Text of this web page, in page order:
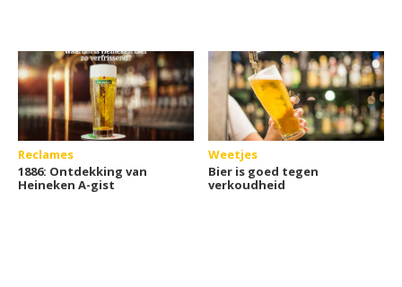
Reclames
1886: Ontdekking van
Heineken A-gist
Weetjes
Bier is goed tegen
verkoudheid